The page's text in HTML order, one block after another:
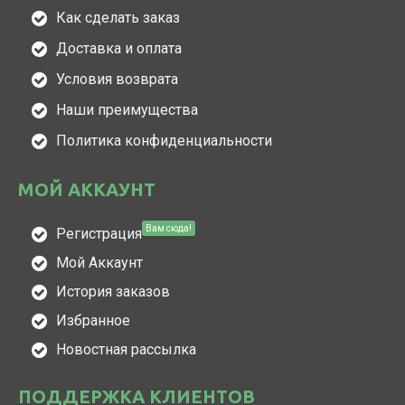
Как сделать заказ
Доставка и оплата
Условия возврата
Наши преимущества
Политика конфиденциальности
МОЙ АККАУНТ
Регистрация Вам сюда!
Мой Аккаунт
История заказов
Избранное
Новостная рассылка
ПОДДЕРЖКА КЛИЕНТОВ